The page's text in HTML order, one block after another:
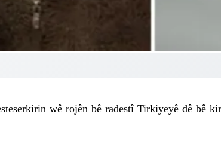
wê rojên bê radestî Tirkiyeyê dê bê